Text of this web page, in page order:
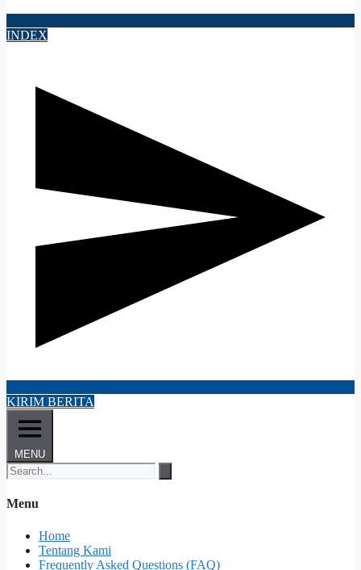
INDEX
KIRIM BERITA
MENU
Menu
Home
Tentang Kami
Frequently Asked Questions (FAQ)